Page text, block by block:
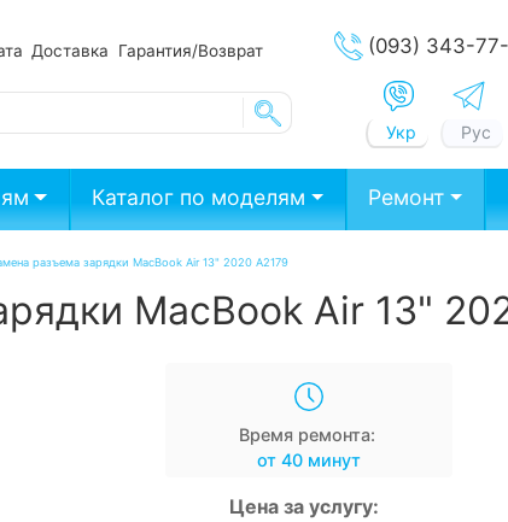
Доставка Гарантия/Возврат (093) 343-
Укр Рус
Каталог по моделям Ремонт
разъема зарядки MacBook Air 13" 2020 A2179
MacBook Air 13"
Время ремонта:
от 40 минут
Цена за услугу: